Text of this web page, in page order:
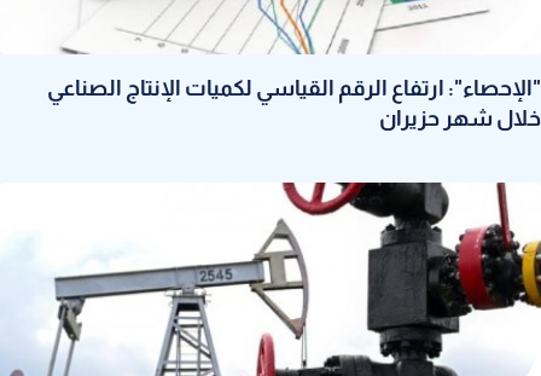
"الإحصاء": ارتفاع الرقم القياسي لكميات الإنتاج الصناعي
خلال شهر حزيران